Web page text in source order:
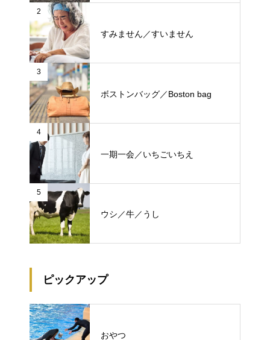
2
すみません／すいません
3
ボストンバッグ／Boston bag
4
一期一会／いちごいちえ
5
ウシ／牛／うし
ピックアップ
おやつ